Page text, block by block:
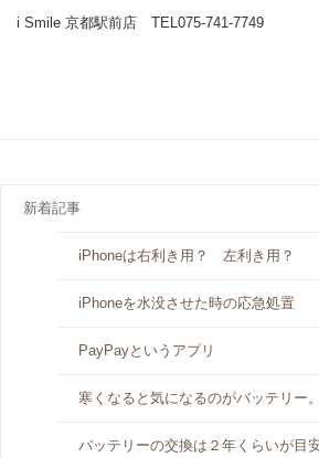
i Smile 京都駅前店 TEL075-741-7749
新着記事
iPhoneは右利き用？ 左利き用？
iPhoneを水没させた時の応急処置
PayPayというアプリ
寒くなると気になるのがバッテリー。
バッテリーの交換は２年くらいが目